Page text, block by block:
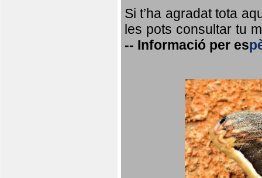
Si t’ha agradat tota
les pots consultar tu
-- Informació per es